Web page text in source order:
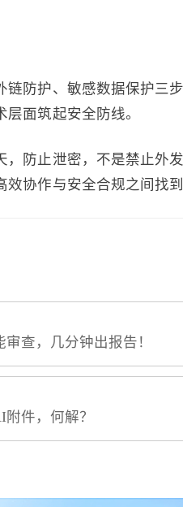
链防护、敏感数据保护三
面筑起安全防线。
，防止泄密，不是禁止外
效协作与安全合规之间找
查，几分钟出报告！
件，何解？